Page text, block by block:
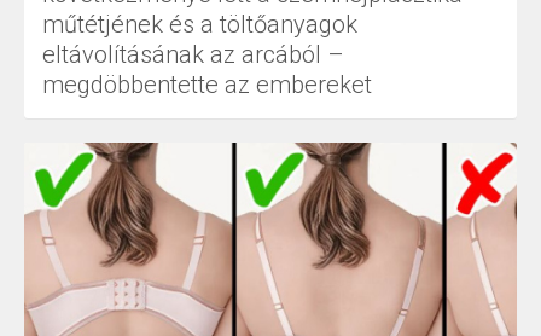
műtétjének és a töltőanyagok
eltávolításának az arcából –
megdöbbentette az embereket